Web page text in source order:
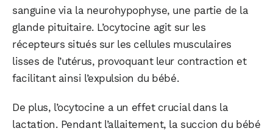
sanguine via la neurohypophyse, une partie de la
glande pituitaire. L’ocytocine agit sur les
récepteurs situés sur les cellules musculaires
lisses de l’utérus, provoquant leur contraction et
facilitant ainsi l’expulsion du bébé.
De plus, l’ocytocine a un effet crucial dans la
lactation. Pendant l’allaitement, la succion du bébé